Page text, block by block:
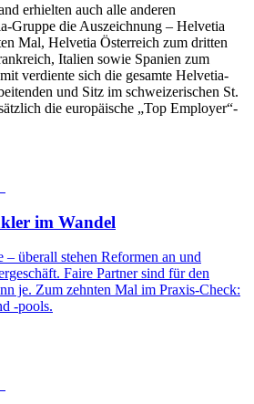
erhielten auch alle anderen
Gruppe die Auszeichnung – Helvetia
Mal, Helvetia Österreich zum dritten
Italien sowie Spanien zum
verdiente sich die gesamte Helvetia-
und Sitz im schweizerischen St.
die europäische „Top Employer“-
im Wandel
– überall stehen Reformen an und
Faire Partner sind für den
je. Zum zehnten Mal im Praxis-Check:
-pools.